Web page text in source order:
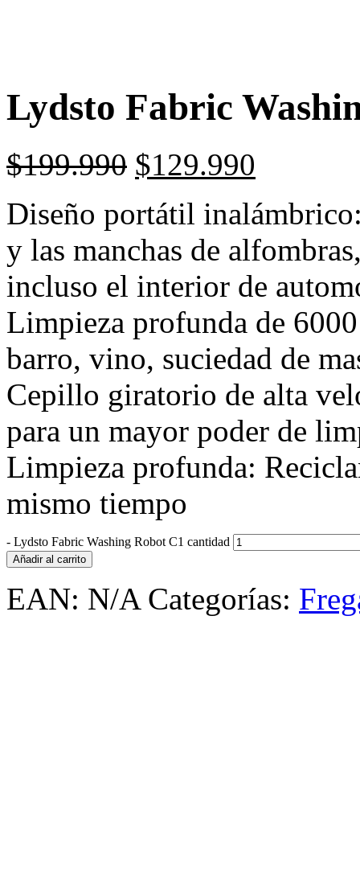
Lydsto Fabric
$199.990 $129.990
Diseño portátil
y las manchas de
incluso el interior de
Limpieza profunda de
barro, vino, suciedad de
Cepillo giratorio de alta
para un mayor poder de
Limpieza profunda:
mismo tiempo
- Lydsto Fabric Washing Robot C1 cantidad
Añadir al carrito
EAN: N/A Categorías: